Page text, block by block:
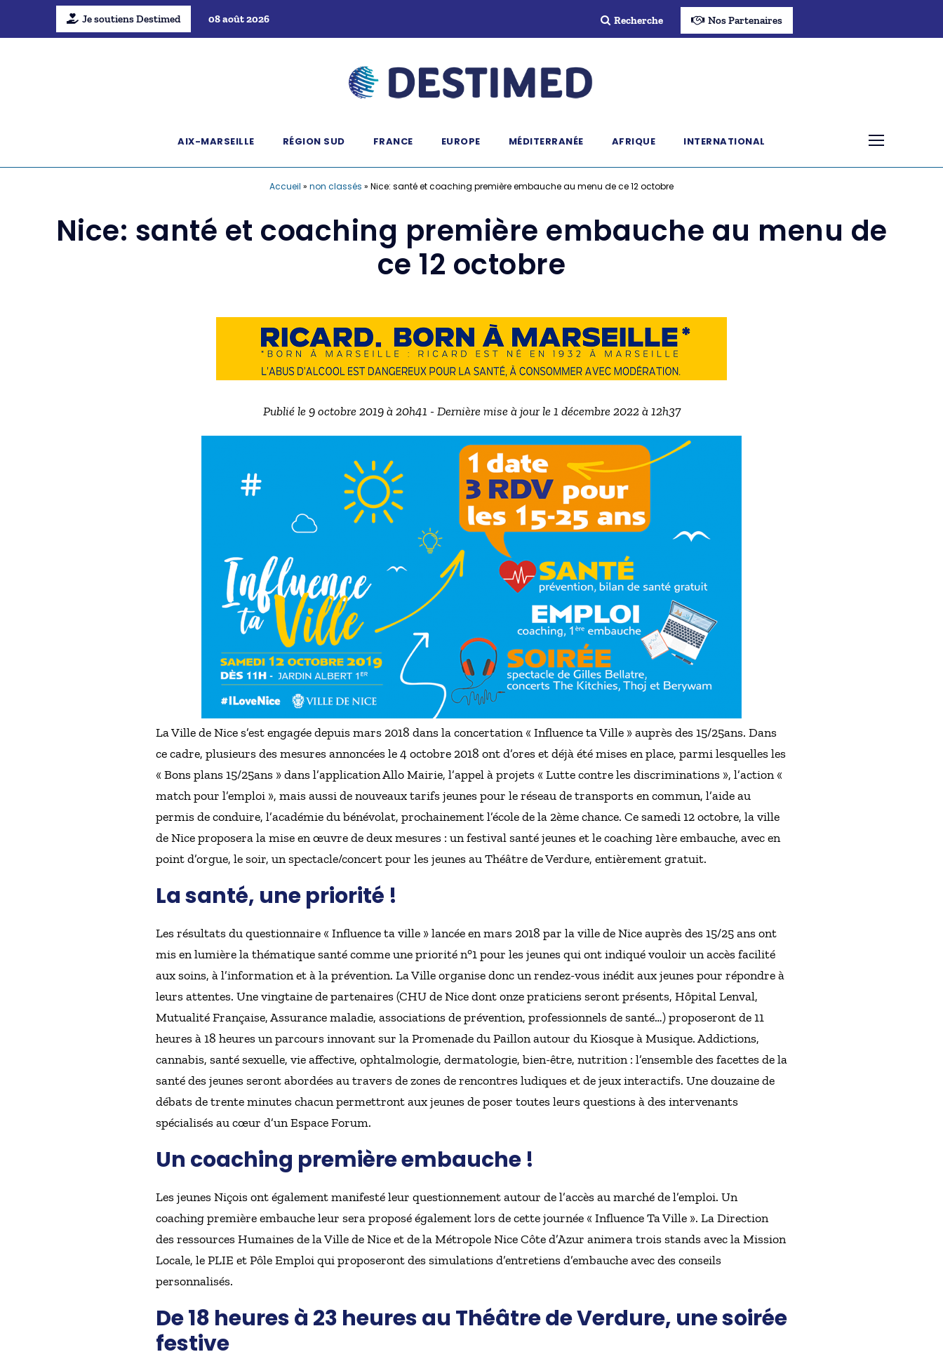
Je soutiens Destimed 08 août 2026 Recherche Nos Partenaires
AIX-MARSEILLE RÉGION SUD FRANCE EUROPE MÉDITERRANÉE AFRIQUE INTERNATIONAL
Accueil » non classés » Nice: santé et coaching première embauche au menu de ce 12 octobre
Nice: santé et coaching première embauche au menu de
ce 12 octobre
Publié le 9 octobre 2019 à 20h41 - Dernière mise à jour le 1 décembre 2022 à 12h37
La Ville de Nice s’est engagée depuis mars 2018 dans la concertation « Influence ta Ville » auprès des 15/25ans. Dans
ce cadre, plusieurs des mesures annoncées le 4 octobre 2018 ont d’ores et déjà été mises en place, parmi lesquelles les
« Bons plans 15/25ans » dans l’application Allo Mairie, l’appel à projets « Lutte contre les discriminations », l’action «
match pour l’emploi », mais aussi de nouveaux tarifs jeunes pour le réseau de transports en commun, l’aide au
permis de conduire, l’académie du bénévolat, prochainement l’école de la 2ème chance. Ce samedi 12 octobre, la ville
de Nice proposera la mise en œuvre de deux mesures : un festival santé jeunes et le coaching 1ère embauche, avec en
point d’orgue, le soir, un spectacle/concert pour les jeunes au Théâtre de Verdure, entièrement gratuit.
La santé, une priorité !
Les résultats du questionnaire « Influence ta ville » lancée en mars 2018 par la ville de Nice auprès des 15/25 ans ont
mis en lumière la thématique santé comme une priorité n°1 pour les jeunes qui ont indiqué vouloir un accès facilité
aux soins, à l’information et à la prévention. La Ville organise donc un rendez-vous inédit aux jeunes pour répondre à
leurs attentes. Une vingtaine de partenaires (CHU de Nice dont onze praticiens seront présents, Hôpital Lenval,
Mutualité Française, Assurance maladie, associations de prévention, professionnels de santé…) proposeront de 11
heures à 18 heures un parcours innovant sur la Promenade du Paillon autour du Kiosque à Musique. Addictions,
cannabis, santé sexuelle, vie affective, ophtalmologie, dermatologie, bien-être, nutrition : l’ensemble des facettes de la
santé des jeunes seront abordées au travers de zones de rencontres ludiques et de jeux interactifs. Une douzaine de
débats de trente minutes chacun permettront aux jeunes de poser toutes leurs questions à des intervenants
spécialisés au cœur d’un Espace Forum.
Un coaching première embauche !
Les jeunes Niçois ont également manifesté leur questionnement autour de l’accès au marché de l’emploi. Un
coaching première embauche leur sera proposé également lors de cette journée « Influence Ta Ville ». La Direction
des ressources Humaines de la Ville de Nice et de la Métropole Nice Côte d’Azur animera trois stands avec la Mission
Locale, le PLIE et Pôle Emploi qui proposeront des simulations d’entretiens d’embauche avec des conseils
personnalisés.
De 18 heures à 23 heures au Théâtre de Verdure, une soirée
festive